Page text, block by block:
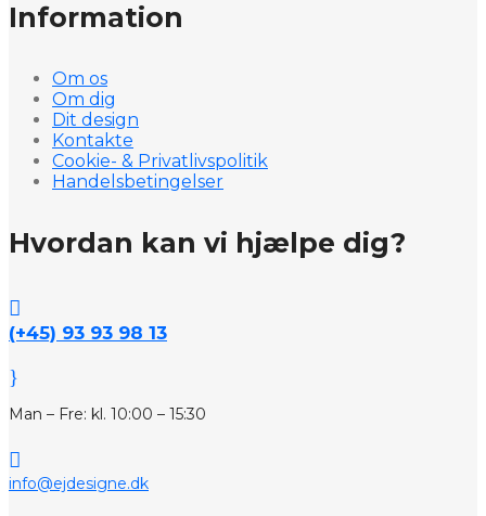
Information
Om os
Om dig
Dit design
Kontakte
Cookie- & Privatlivspolitik
Handelsbetingelser
Hvordan kan vi hjælpe dig?

(+45) 93 93 98 13
}
Man – Fre: kl. 10:00 – 15:30

info@ejdesigne.dk